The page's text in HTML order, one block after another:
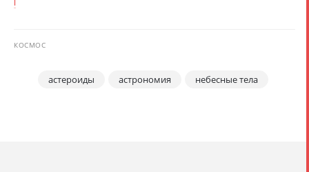
КОСМОС
астероиды астрономия небесные тела